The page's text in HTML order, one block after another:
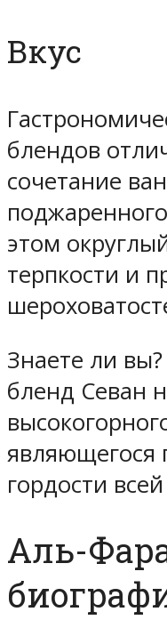
Вкус
блендов
сочетание
этом
терпкости и
Знаете ли
бленд Севан
являющегося
гордости
Аль-